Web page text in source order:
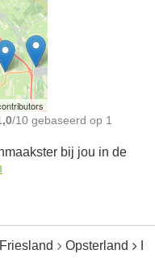
/10 gebaseerd op 1
bij jou in de
Friesland Opsterland